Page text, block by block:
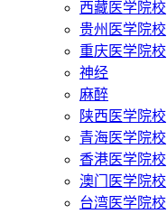
西藏医学院校
贵州医学院校
重庆医学院校
神经
麻醉
陕西医学院校
青海医学院校
香港医学院校
澳门医学院校
台湾医学院校